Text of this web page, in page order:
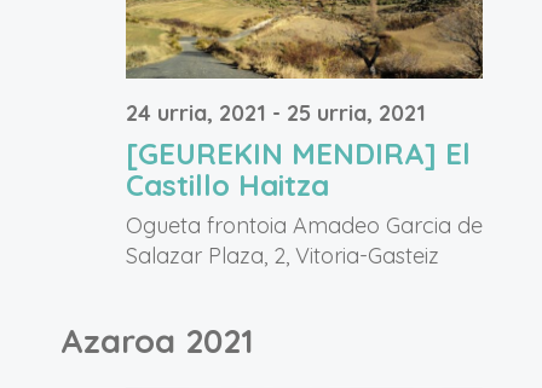
24 urria, 2021 - 25 urria, 2021
[GEUREKIN MENDIRA] El
Castillo Haitza
Ogueta frontoia Amadeo Garcia de
Salazar Plaza, 2, Vitoria-Gasteiz
Azaroa 2021